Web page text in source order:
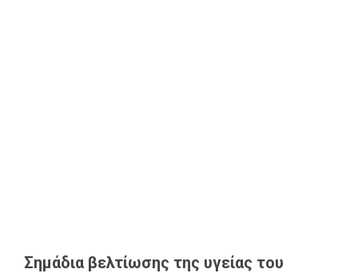
Σημάδια βελτίωσης της υγείας του